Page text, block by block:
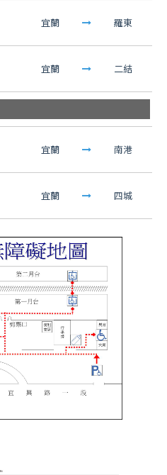
宜蘭 羅東
宜蘭 二結
宜蘭 南港
宜蘭 四城